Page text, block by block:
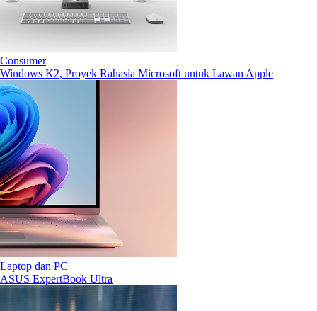
Consumer
Windows K2, Proyek Rahasia Microsoft untuk Lawan Apple
Laptop dan PC
ASUS ExpertBook Ultra